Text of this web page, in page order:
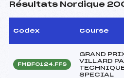
Résultats Nordique
Codex Course
FMBF0124.FFS
GRAND
VILLARD
SPECIAL